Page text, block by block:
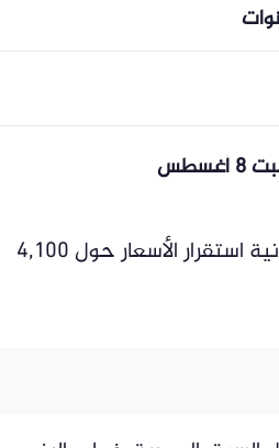
كما يشير السيناريو الأساسي لتقديرات مجلس الذهب العالمي إلى إمكانية استقرار الأسعار حول 4,100